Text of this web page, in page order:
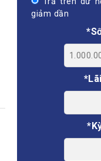
giảm dần